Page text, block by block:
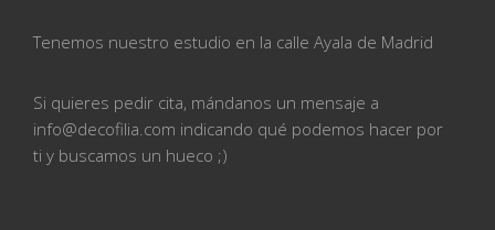
Tenemos nuestro estudio en la calle Ayala de Madrid
Si quieres pedir cita, mándanos un mensaje a
info@decofilia.com indicando qué podemos hacer por
ti y buscamos un hueco ;)